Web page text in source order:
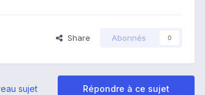
Share Abonnés 0
Répondre à ce sujet
sujet